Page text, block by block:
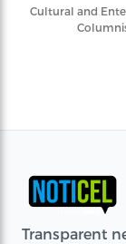
Cultural and
Transparent